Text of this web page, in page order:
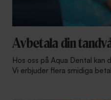
Avbetala din
Hos oss på Aqua Dental kan
Vi erbjuder flera smidiga